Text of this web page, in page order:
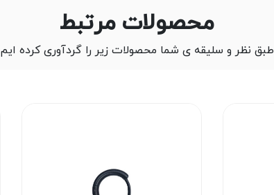
محصولات مرتبط
طبق نظر و سلیقه ی شما محصولات زیر را گردآوری کرده ایم